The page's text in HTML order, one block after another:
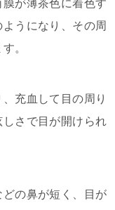
が薄茶色に着色す
うになり、その周
。
充血して目の周り
さで目が開けられ
の鼻が短く、目が